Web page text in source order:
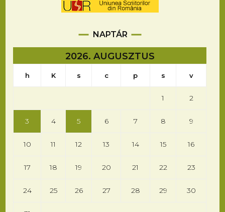
NAPTÁR
2026. AUGUSZTUS
h K s c p s v
1 2
3 4 5 6 7 8 9
10 11 12 13 14 15 16
17 18 19 20 21 22 23
24 25 26 27 28 29 30